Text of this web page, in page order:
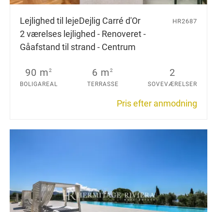
Lejlighed til lejeDejlig Carré d'Or
2 værelses lejlighed - Renoveret -
Gåafstand til strand - Centrum
HR2687
90 m2
BOLIGAREAL
6 m2
TERRASSE
2
SOVEVÆRELSER
Pris efter anmodning